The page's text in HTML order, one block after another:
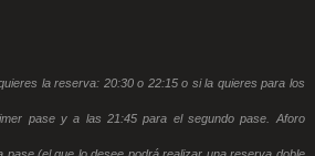
la reserva: 20:30 o 22:15 o si la quieres para los
pase y a las 21:45 para el segundo pase. Aforo